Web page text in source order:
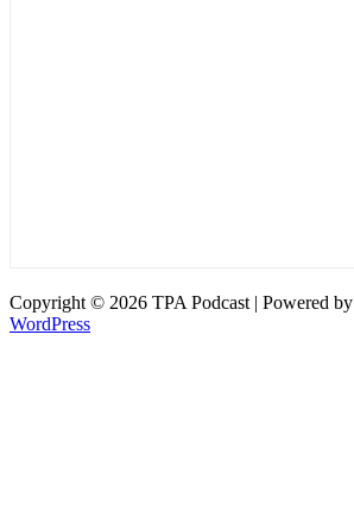
Copyright © 2026 TPA Podcast | Powered by
WordPress